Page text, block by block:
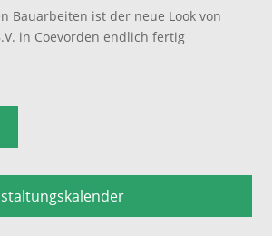
Bauarbeiten ist der neue Look von
in Coevorden endlich fertig